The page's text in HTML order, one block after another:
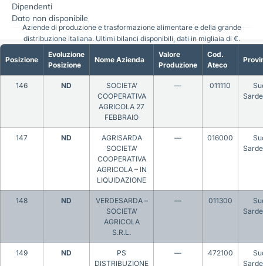
Dipendenti
Dato non disponibile
Posizione
Evoluzione
Posizione
Nome Azienda
Valore
Produzione
Cod.
Ateco
146 ND
SOCIETA’
COOPERATIVA
AGRICOLA 27
FEBBRAIO
— 011110
147 ND
AGRISARDA
SOCIETA’
COOPERATIVA
AGRICOLA – IN
LIQUIDAZIONE
— 016000
148 ND
VERDESARDA –
SOCIETA’
AGRICOLA
S.R.L.
— 011300
149 ND
PS
DISTRIBUZIONE
— 472100
Aziende di produzione e trasformazione alimentare e della grande
distribuzione italiana. Ultimi bilanci disponibili, dati in migliaia di €.